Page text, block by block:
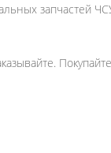
запчастей